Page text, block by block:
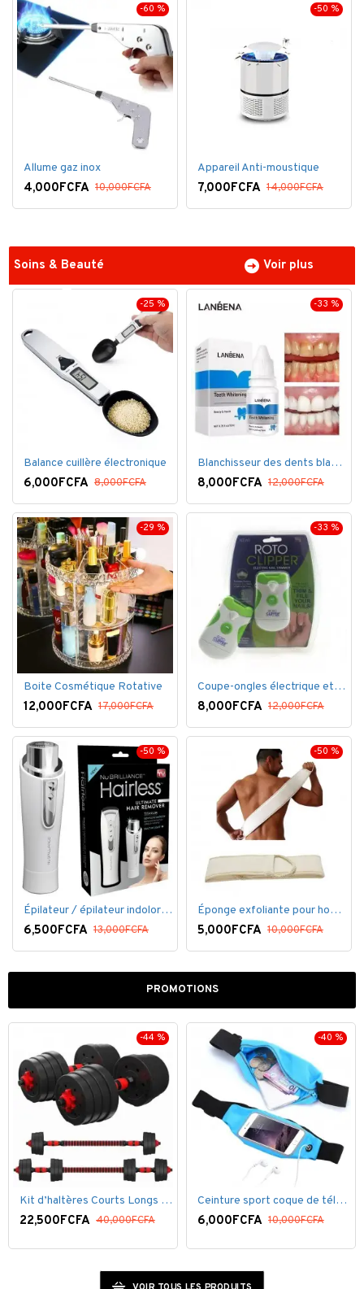
-60 %
Allume gaz inox
4,000FCFA 10,000FCFA
-50 %
Appareil Anti-moustique
7,000FCFA 14,000FCFA
Soins & Beauté Voir plus
-25 %
Balance cuillère électronique
6,000FCFA 8,000FCFA
-33 %
Blanchisseur des dents blanc éblouissant
8,000FCFA 12,000FCFA
-29 %
Boite Cosmétique Rotative
12,000FCFA 17,000FCFA
-33 %
Coupe-ongles électrique et lime électrique
8,000FCFA 12,000FCFA
-50 %
Épilateur / épilateur indolore NuBrilliance Ultimate pour femmes
6,500FCFA 13,000FCFA
-50 %
Éponge exfoliante pour homme
5,000FCFA 10,000FCFA
PROMOTIONS
-44 %
Kit d’haltères Courts Longs 15kg, Set 2en1 avec 8 Plaques de poids, Avec barre extension
22,500FCFA 40,000FCFA
-40 %
Ceinture sport coque de téléphone pour SmartPhone
6,000FCFA 10,000FCFA